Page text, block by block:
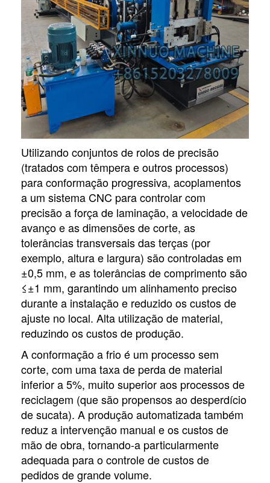
Utilizando conjuntos de rolos de precisão
(tratados com têmpera e outros processos)
para conformação progressiva, acoplamentos
a um sistema CNC para controlar com
precisão a força de laminação, a velocidade de
avanço e as dimensões de corte, as
tolerâncias transversais das terças (por
exemplo, altura e largura) são controladas em
±0,5 mm, e as tolerâncias de comprimento são
≤±1 mm, garantindo um alinhamento preciso
durante a instalação e reduzido os custos de
ajuste no local. Alta utilização de material,
reduzindo os custos de produção.
A conformação a frio é um processo sem
corte, com uma taxa de perda de material
inferior a 5%, muito superior aos processos de
reciclagem (que são propensos ao desperdício
de sucata). A produção automatizada também
reduz a intervenção manual e os custos de
mão de obra, tornando-a particularmente
adequada para o controle de custos de
pedidos de grande volume.